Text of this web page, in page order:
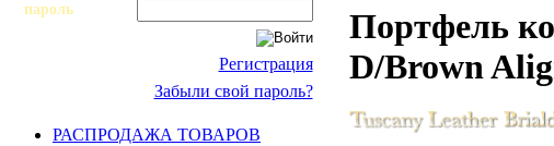
пароль
Регистрация
Забыли свой пароль?
РАСПРОДАЖА ТОВАРОВ
Портфель
D/Brown